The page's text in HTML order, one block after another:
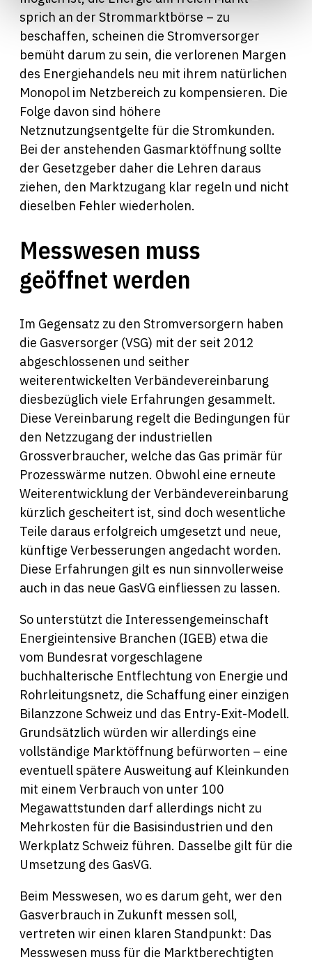
sprich an der Strommarktbörse – zu
beschaffen, scheinen die Stromversorger
bemüht darum zu sein, die verlorenen Margen
des Energiehandels neu mit ihrem natürlichen
Monopol im Netzbereich zu kompensieren. Die
Folge davon sind höhere
Netznutzungsentgelte für die Stromkunden.
Bei der anstehenden Gasmarktöffnung sollte
der Gesetzgeber daher die Lehren daraus
ziehen, den Marktzugang klar regeln und nicht
dieselben Fehler wiederholen.
Messwesen muss
geöffnet werden
Im Gegensatz zu den Stromversorgern haben
die Gasversorger (VSG) mit der seit 2012
abgeschlossenen und seither
weiterentwickelten Verbändevereinbarung
diesbezüglich viele Erfahrungen gesammelt.
Diese Vereinbarung regelt die Bedingungen für
den Netzzugang der industriellen
Grossverbraucher, welche das Gas primär für
Prozesswärme nutzen. Obwohl eine erneute
Weiterentwicklung der Verbändevereinbarung
kürzlich gescheitert ist, sind doch wesentliche
Teile daraus erfolgreich umgesetzt und neue,
künftige Verbesserungen angedacht worden.
Diese Erfahrungen gilt es nun sinnvollerweise
auch in das neue GasVG einfliessen zu lassen.
So unterstützt die Interessengemeinschaft
Energieintensive Branchen (IGEB) etwa die
vom Bundesrat vorgeschlagene
buchhalterische Entflechtung von Energie und
Rohrleitungsnetz, die Schaffung einer einzigen
Bilanzzone Schweiz und das Entry-Exit-Modell.
Grundsätzlich würden wir allerdings eine
vollständige Marktöffnung befürworten – eine
eventuell spätere Ausweitung auf Kleinkunden
mit einem Verbrauch von unter 100
Megawattstunden darf allerdings nicht zu
Mehrkosten für die Basisindustrien und den
Werkplatz Schweiz führen. Dasselbe gilt für die
Umsetzung des GasVG.
Beim Messwesen, wo es darum geht, wer den
Gasverbrauch in Zukunft messen soll,
vertreten wir einen klaren Standpunkt: Das
Messwesen muss für die Marktberechtigten